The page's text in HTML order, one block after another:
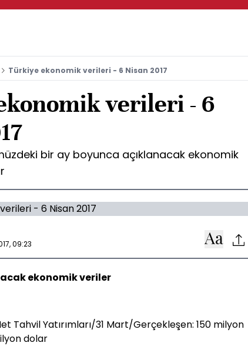
Türkiye ekonomik verileri - 6 Nisan 2017
verileri - 6
bir ay boyunca açıklanacak ekonomik
09:23
ekonomik veriler
Tahvil Yatırımları/31 Mart/Gerçekleşen: 150 milyon
dolar